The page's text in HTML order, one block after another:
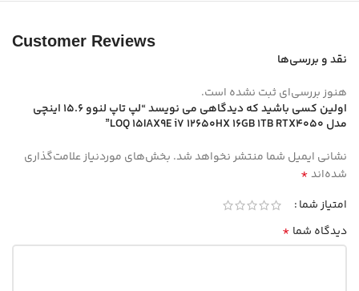
Customer Reviews
نقد و بررسی‌ها
هنوز بررسی‌ای ثبت نشده است.
اولین کسی باشید که دیدگاهی می نویسد “لپ تاپ لنوو 15.6 اینچی
مدل LOQ 15IAX9E i7 12650HX 16GB 1TB RTX4050”
نشانی ایمیل شما منتشر نخواهد شد. بخش‌های موردنیاز علامت‌گذاری
شده‌اند*
امتیاز شما
دیدگاه شما *